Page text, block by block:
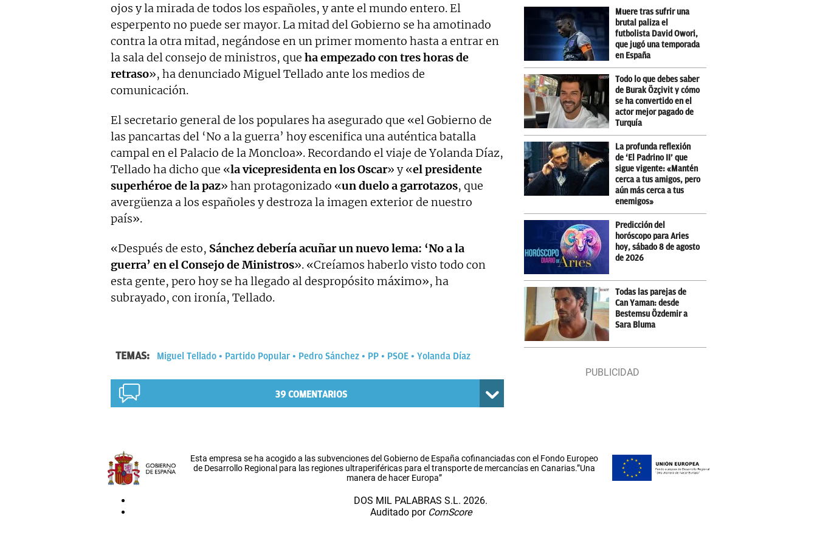
ojos y la mirada de todos los españoles, y ante el mundo entero. El
esperpento no puede ser mayor. La mitad del Gobierno se ha amotinado
contra la otra mitad, negándose en un primer momento hasta a entrar en
la sala del consejo de ministros, que ha empezado con tres horas de
retraso», ha denunciado Miguel Tellado ante los medios de
comunicación.
El secretario general de los populares ha asegurado que «el Gobierno de
las pancartas del ‘No a la guerra’ hoy escenifica una auténtica batalla
campal en el Palacio de la Moncloa». Recordando el viaje de Yolanda Díaz,
Tellado ha dicho que «la vicepresidenta en los Oscar» y «el presidente
superhéroe de la paz» han protagonizado «un duelo a garrotazos, que
avergüenza a los españoles y destroza la imagen exterior de nuestro
país».
«Después de esto, Sánchez debería acuñar un nuevo lema: ‘No a la
guerra’ en el Consejo de Ministros». «Creíamos haberlo visto todo con
esta gente, pero hoy se ha llegado al despropósito máximo», ha
subrayado, con ironía, Tellado.
TEMAS: Miguel Tellado Partido Popular Pedro Sánchez PP PSOE Yolanda Díaz
39COMENTARIOS
Muere tras sufrir una
brutal paliza el
futbolista David Owori,
que jugó una temporada
en España
Todo lo que debes saber
de Burak Özçivit y cómo
se ha convertido en el
actor mejor pagado de
Turquía
La profunda reflexión
de ‘El Padrino II’ que
sigue vigente: «Mantén
cerca a tus amigos, pero
aún más cerca a tus
enemigos»
Predicción del
horóscopo para Aries
hoy, sábado 8 de agosto
de 2026
Todas las parejas de
Can Yaman: desde
Bestemsu Özdemir a
Sara Bluma
Esta empresa se ha acogido a las subvenciones del Gobierno de España cofinanciadas con el Fondo Europeo
de Desarrollo Regional para las regiones ultraperiféricas para el transporte de mercancías en Canarias.”Una
manera de hacer Europa”
DOS MIL PALABRAS S.L. 2026.
Auditado por ComScore